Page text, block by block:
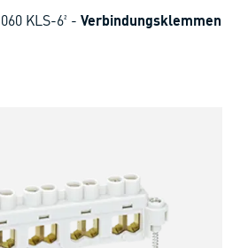
KLS-6² - Verbindungsklemmen